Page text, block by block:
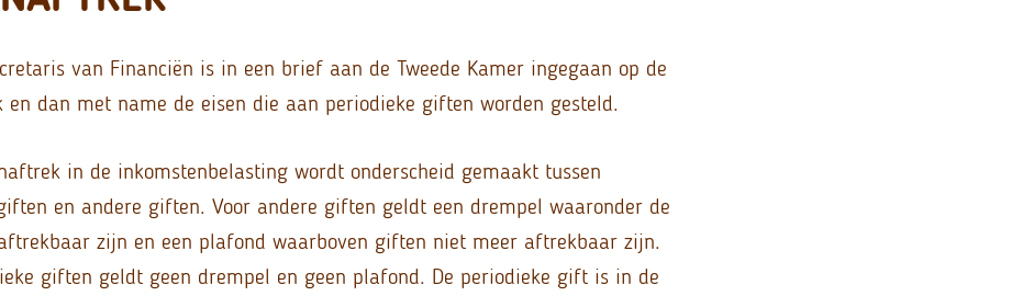
van Financiën is in een brief aan de Tweede Kamer ingegaan op de
dan met name de eisen die aan periodieke giften worden gesteld.
in de inkomstenbelasting wordt onderscheid gemaakt tussen
en andere giften. Voor andere giften geldt een drempel waaronder de
zijn en een plafond waarboven giften niet meer aftrekbaar zijn.
giften geldt geen drempel en geen plafond. De periodieke gift is in de